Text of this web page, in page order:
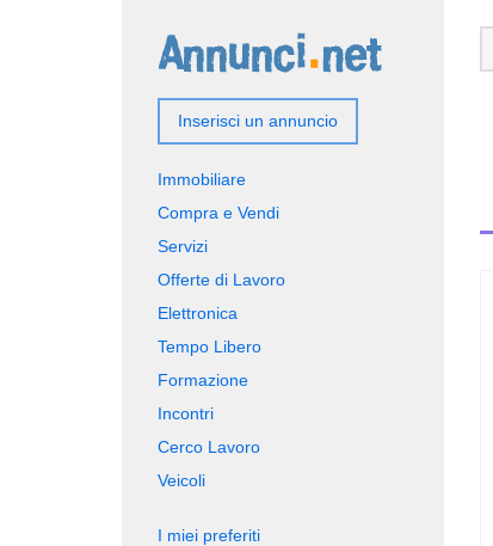
Inserisci un annuncio
Immobiliare
Compra e Vendi
Servizi
Offerte di Lavoro
Elettronica
Tempo Libero
Formazione
Incontri
Cerco Lavoro
Veicoli
I miei preferiti